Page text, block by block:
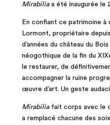
Mirabiliaa été inaugurée le
En confiant ce patrimoine à
Lormont, propriétaire
d’années du château du
néogothique de la fin du
le restaurer, de
accompagner la ruine
œuvre d’art. Un geste
Mirabiliafait corps avec le
a remplacé chacune des